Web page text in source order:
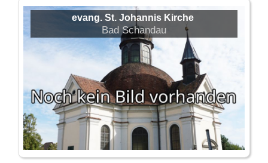
evang. St. Johannis Kirche
Bad Schandau